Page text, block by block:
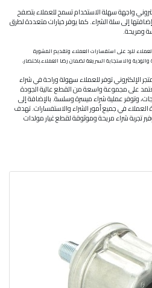
واجهة سهلة الاستخدام تسمح للعملاء بتصفح
إلى سلة الشراء. كما يوفر خيارات متعددة لطرق
ومريحة.
للرد على استفسارات العملاء وتقديم المشورة
والاستجابة السريعة لضمان رضا العملاء.باختصار،
الإلكتروني توفر للعملاء سهولة وراحة في شراء
على مجموعة واسعة من القطع عالية الجودة
وتوفر عملية شراء ميسرة وسلسة. بالإضافة إلى
العملاء في جميع أمور الشراء والاستفسارات. تهدف
تجربة شراء مريحة وموثوقة لقطع غيار مولدات